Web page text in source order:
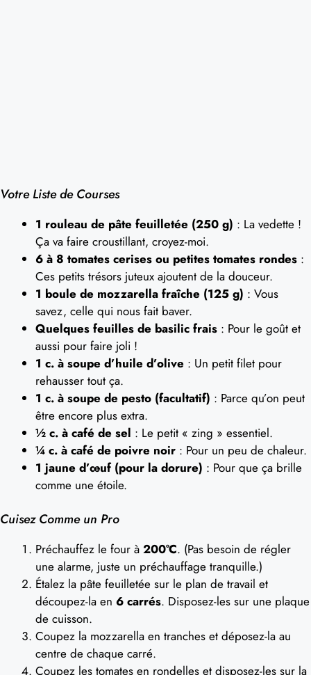
Votre Liste de Courses
1 rouleau de pâte feuilletée (250 g) : La vedette !
Ça va faire croustillant, croyez-moi.
6 à 8 tomates cerises ou petites tomates rondes :
Ces petits trésors juteux ajoutent de la douceur.
1 boule de mozzarella fraîche (125 g) : Vous
savez, celle qui nous fait baver.
Quelques feuilles de basilic frais : Pour le goût et
aussi pour faire joli !
1 c. à soupe d’huile d’olive : Un petit filet pour
rehausser tout ça.
1 c. à soupe de pesto (facultatif) : Parce qu’on peut
être encore plus extra.
½ c. à café de sel : Le petit « zing » essentiel.
¼ c. à café de poivre noir : Pour un peu de chaleur.
1 jaune d’œuf (pour la dorure) : Pour que ça brille
comme une étoile.
Cuisez Comme un Pro
Préchauffez le four à 200°C. (Pas besoin de régler
une alarme, juste un préchauffage tranquille.)
Étalez la pâte feuilletée sur le plan de travail et
découpez-la en 6 carrés. Disposez-les sur une plaque
de cuisson.
Coupez la mozzarella en tranches et déposez-la au
centre de chaque carré.
Coupez les tomates en rondelles et disposez-les sur la